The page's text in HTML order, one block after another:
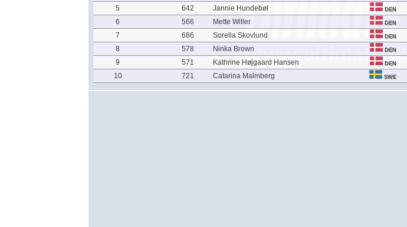
5
642 Jannie Hundebøl DEN
6
566 Mette Willer DEN
7
686 Sorella Skovlund DEN
8
578 Ninka Brown DEN
9
571 Kathrine Højgaard Hansen DEN
10
721 Catarina Malmberg SWE